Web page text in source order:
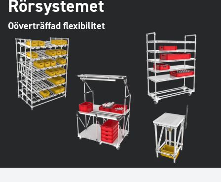
Rörsystemet
Oöverträffad flexibilitet